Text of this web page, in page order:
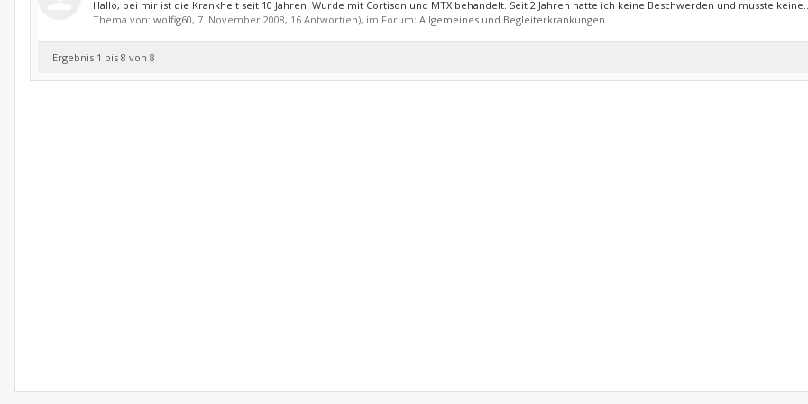
Hallo, bei mir ist die Krankheit seit 10 Jahren. Wurde mit Cortison und MTX behandelt. Seit 2 Jahren hatte ich keine Beschwerden und musste
Thema von: wolfig60, 7. November 2008, 16 Antwort(en), im Forum: Allgemeines und Begleiterkrankungen
Ergebnis 1 bis 8 von 8